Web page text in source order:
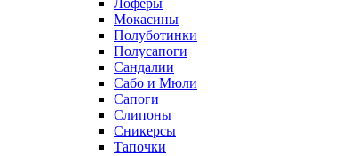
Лоферы
Мокасины
Полуботинки
Полусапоги
Сандалии
Сабо и Мюли
Сапоги
Слипоны
Сникерсы
Тапочки